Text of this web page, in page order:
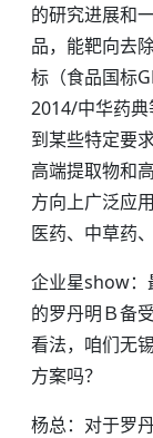
的研究进展和
品，能靶向去
标（食品国标
2014/中华药
到某些特定要
高端提取物和
方向上广泛应
医药、中草药
企业星show：
的罗丹明Ｂ备
看法，咱们无
方案吗？
杨总：对于罗